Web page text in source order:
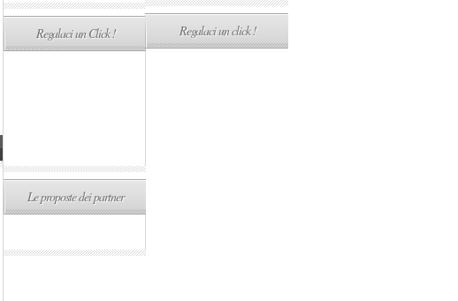
Regalaci un Click !
Le proposte dei partner
Regalaci un click !